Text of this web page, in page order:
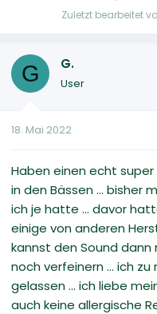
Zuletzt bearbeitet
G G.
User
18. Mai 2022
Haben einen echt
in den Bässen ... bisher
ich je hatte ... davor
einige von anderen
kannst den Sound
noch verfeinern ... ich
gelassen ... ich liebe
auch keine allergische